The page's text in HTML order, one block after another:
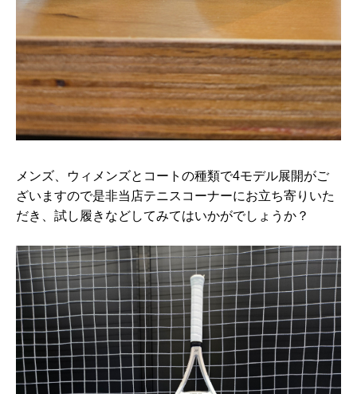
メンズ、ウィメンズとコートの種類で4モデル展開がご
ざいますので是非当店テニスコーナーにお立ち寄りいた
だき、試し履きなどしてみてはいかがでしょうか？